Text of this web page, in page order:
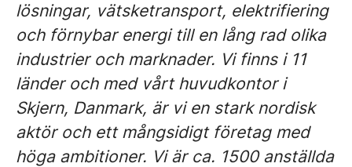
lösningar, vätsketransport, elektrifiering
och förnybar energi till en lång rad olika
industrier och marknader. Vi finns i 11
länder och med vårt huvudkontor i
Skjern, Danmark, är vi en stark nordisk
aktör och ett mångsidigt företag med
höga ambitioner. Vi är ca. 1500 anställda